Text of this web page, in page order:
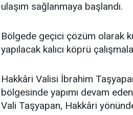
ulaşım sağlanmaya başlandı.
Bölgede geçici çözüm olarak
yapılacak kalıcı köprü
Hakkâri Valisi İbrahim
bölgesinde yapımı devam
Vali Taşyapan, Hakkâri